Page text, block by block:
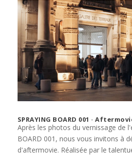
SPRAYING BOARD 001 ·
Après les photos du vernissage de
BOARD 001, nous vous invitons à
d'aftermovie. Réalisée par le